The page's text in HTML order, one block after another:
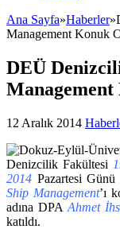
Ana Sayfa»Haberler»
Management Konuk
DEÜ
12 Aralık 2014
Denizcilik Fakültesi
2014 Pazartesi Günü
Ship Management’ı
adına DPA Ahmet
katıldı.